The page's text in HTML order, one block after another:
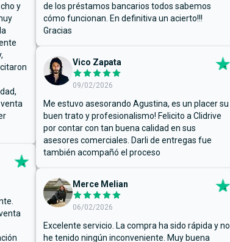
y
de los préstamos bancarios todos sabemos
cómo funcionan. En definitiva un acierto!!!
Gracias
Vico Zapata
09/02/2026
Me estuvo asesorando Agustina, es un placer su
buen trato y profesionalismo! Felicito a Clidrive
por contar con tan buena calidad en sus
asesores comerciales. Darli de entregas fue
también acompañó el proceso
Merce Melian
06/02/2026
Excelente servicio. La compra ha sido rápida y no
he tenido ningún inconveniente. Muy buena